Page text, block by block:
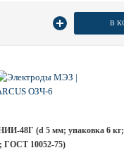
В
48Г (d 5 мм; упаковка 6
ГОСТ 10052-75)